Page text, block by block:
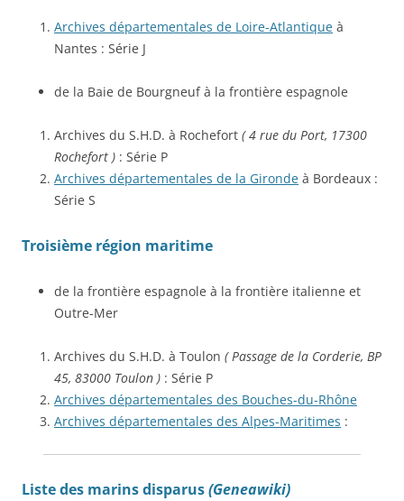
Archives départementales de Loire-Atlantique à
Nantes : Série J
de la Baie de Bourgneuf à la frontière espagnole
Archives du S.H.D. à Rochefort ( 4 rue du Port, 17300
Rochefort ) : Série P
Archives départementales de la Gironde à Bordeaux :
Série S
Troisième région maritime
de la frontière espagnole à la frontière italienne et
Outre-Mer
Archives du S.H.D. à Toulon ( Passage de la Corderie, BP
45, 83000 Toulon ) : Série P
Archives départementales des Bouches-du-Rhône
Archives départementales des Alpes-Maritimes :
Liste des marins disparus(Geneawiki)